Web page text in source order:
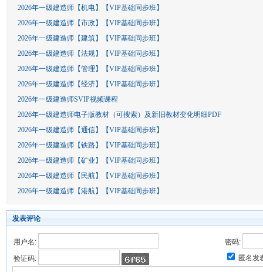
2026年一级建造师【机电】【VIP基础同步班】
2026年一级建造师【市政】【VIP基础同步班】
2026年一级建造师【建筑】【VIP基础同步班】
2026年一级建造师【法规】【VIP基础同步班】
2026年一级建造师【管理】【VIP基础同步班】
2026年一级建造师【经济】【VIP基础同步班】
2026年一级建造师SVIP视频课程
2026年一级建造师电子版教材（可搜索）及新旧教材变化明细PDF
2026年一级建造师【通信】【VIP基础同步班】
2026年一级建造师【铁路】【VIP基础同步班】
2026年一级建造师【矿业】【VIP基础同步班】
2026年一级建造师【民航】【VIP基础同步班】
2026年一级建造师【港航】【VIP基础同步班】
发表评论
用户名:
密码:
验证码:
匿名发